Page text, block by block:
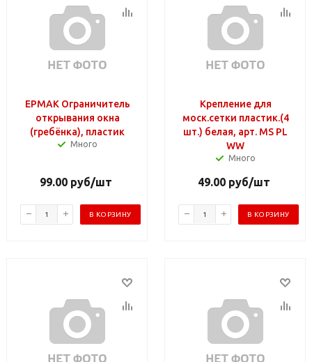
ЕРМАК Ограничитель
открывания окна
(гребёнка), пластик
Много
99.00 руб/шт
В КОРЗИНУ
Крепление для
моск.сетки пластик.(4
шт.) белая, арт. MS PL
WW
Много
49.00 руб/шт
В КОРЗИНУ